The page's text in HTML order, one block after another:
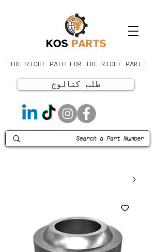
'THE RIGHT PATH FOR THE RIGHT PART'
طلب كتالوج